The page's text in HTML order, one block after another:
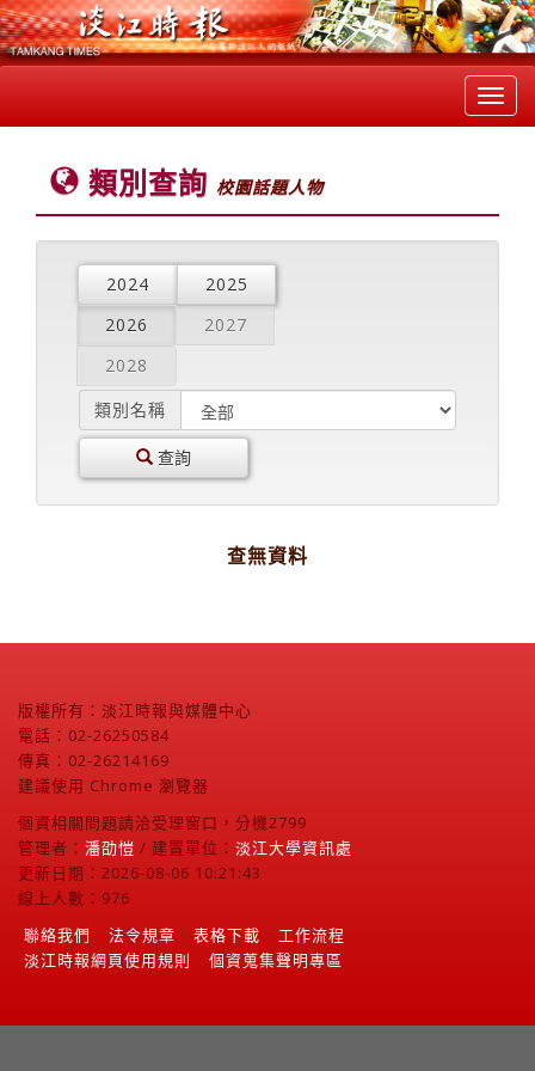
類別查詢 校園話題人物
2024
2025
2026
2027
2028
類別名稱
查詢
查無資料
版權所有：淡江時報與媒體中心
電話：02-26250584
傳真：02-26214169
建議使用 Chrome 瀏覽器
個資相關問題請洽受理窗口，分機2799
管理者： 潘劭愷 / 建置單位： 淡江大學資訊處
更新日期：2026-08-06 10:21:43
線上人數：976
聯絡我們
法令規章 表格下載
工作流程
淡江時報網頁使用規則
個資蒐集聲明專區